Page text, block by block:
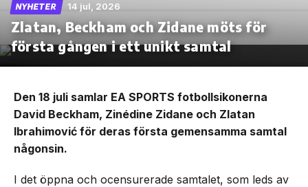
NYHETER 14 jul, 2026
Zlatan, Beckham och Zidane möts för
första gången i ett unikt samtal
Den 18 juli samlar EA SPORTS fotbollsikonerna
David Beckham, Zinédine Zidane och Zlatan
Ibrahimović för deras första gemensamma samtal
någonsin.
I det öppna och ocensurerade samtalet, som leds av